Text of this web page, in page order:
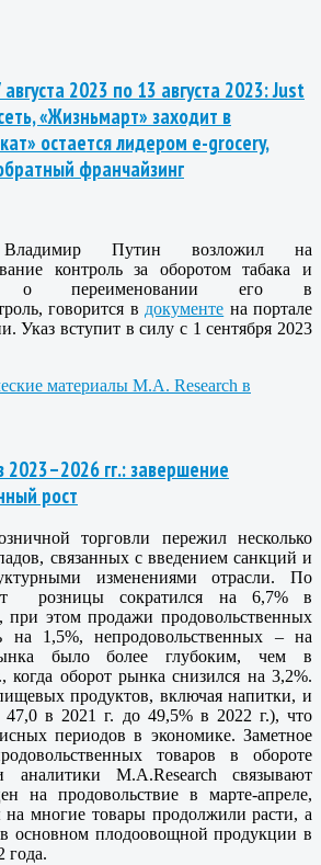
2023 по 13 августа 2023: Just
«Жизньмарт» заходит в
остается лидером e-grocery,
франчайзинг
Путин возложил на
контроль за оборотом табака и
о переименовании его в
говорится в документе на портале
Указ вступит в силу с 1 сентября 2023
материалы M.A. Research в
2023–2026 гг.: завершение
рост
торговли пережил несколько
связанных с введением санкций и
изменениями отрасли. По
розницы сократился на 6,7% в
при этом продажи продовольственных
на 1,5%, непродовольственных – на
было более глубоким, чем в
когда оборот рынка снизился на 3,2%.
продуктов, включая напитки, и
47,0 в 2021 г. до 49,5% в 2022 г.), что
периодов в экономике. Заметное
товаров в обороте
аналитики M.A.Research связывают
на продовольствие в марте-апреле,
на многие товары продолжили расти, а
основном плодоовощной продукции в
года.